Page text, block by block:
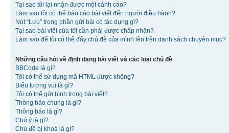
Tại sao tôi lại nhận được một cảnh cáo?
Làm sao tôi có thể báo cáo bài viết đến người điều hành?
Nút “Lưu” trong phần gửi bài có tác dụng gì?
Tại sao bài viết của tôi cần phải được chấp nhận?
Làm sao để tôi có thể đẩy chủ đề của mình lên trên danh sách chuyên mục?
Những câu hỏi về định dạng bài viết và các loại chủ đề
BBCode là gì?
Tôi có thể sử dụng mã HTML được không?
Biểu tượng vui là gì?
Tôi có thể gửi hình trong bài viết?
Thông báo chung là gì?
Thông báo là gì?
Chú ý là gì?
Chủ đề bị khoá là gì?